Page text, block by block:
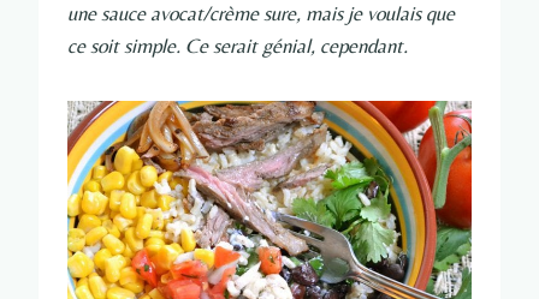
une sauce avocat/crème sure, mais je voulais que
ce soit simple. Ce serait génial, cependant.